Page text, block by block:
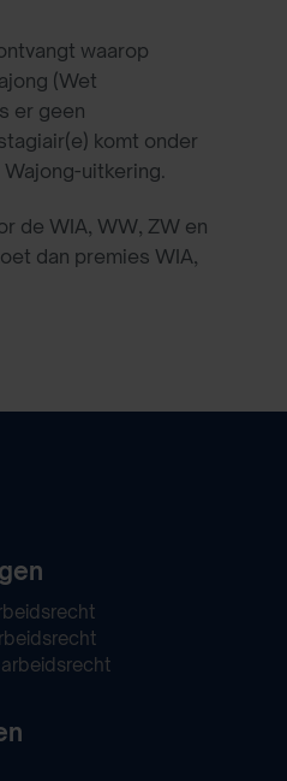
waarop
(Wet
er geen
komt onder
uitkering.
de WIA, WW, ZW en
dan premies WIA,